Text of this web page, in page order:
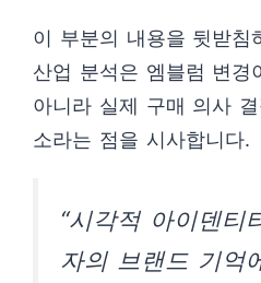
이 부분의 내용을 뒷받침
산업 분석은 엠블럼 변경
아니라 실제 구매 의사
소라는 점을 시사합니다.
“시각적 아이덴티
자의 브랜드 기억